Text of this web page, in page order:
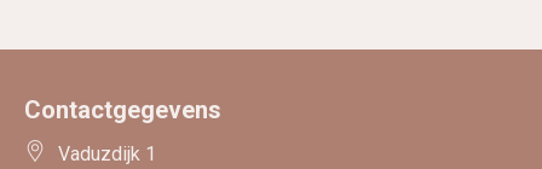
Contactgegevens
Vaduzdijk 1